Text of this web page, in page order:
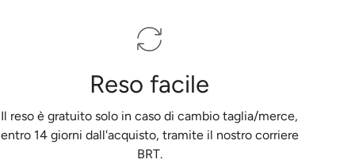
Reso facile
Il reso è gratuito solo in caso di cambio taglia/merce,
entro 14 giorni dall'acquisto, tramite il nostro corriere
BRT.